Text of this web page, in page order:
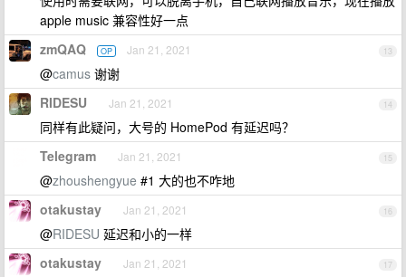
apple music 兼容性好一点
13
zmQAQ OP Jan 21, 2021
@camus 谢谢
14
RIDESU Jan 21, 2021
同样有此疑问，大号的 HomePod 有延迟吗？
15
Telegram Jan 21, 2021
@zhoushengyue #1 大的也不咋地
16
otakustay Jan 21, 2021
@RIDESU 延迟和小的一样
17
otakustay Jan 21, 2021